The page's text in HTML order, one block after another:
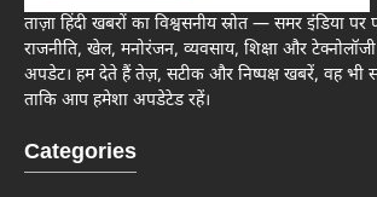
ताज़ा हिंदी खबरों का विश्वसनीय स्रोत — समर इंडिया पर पढ़ें
राजनीति, खेल, मनोरंजन, व्यवसाय, शिक्षा और
अपडेट। हम देते हैं तेज़, सटीक और निष्पक्ष खबरें, वह भी
ताकि आप हमेशा अपडेटेड रहें।
Categories